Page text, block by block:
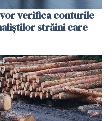
verifica conturile
străini care